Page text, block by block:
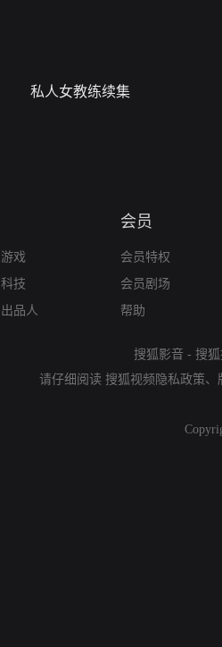
私人女教练续集
游戏
科技
出品人
会员
会员特权
会员剧场
帮助
搜狐影音 - 搜
请仔细阅读 搜狐视频隐私政策、